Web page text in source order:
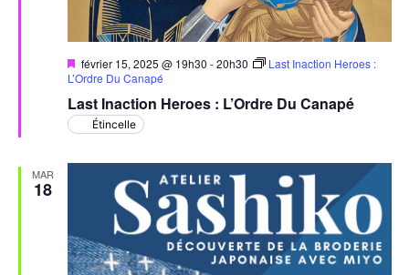
Last Inaction Heroes : L’Ordre Du Canapé
Mis
en
février 15, 2025 @ 19h30 -20h30
Last Inaction Heroes :
L’Ordre Du Canapé
Étincelle
MAR
18